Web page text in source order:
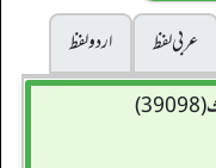
عربی لفظ
اردو لفظ